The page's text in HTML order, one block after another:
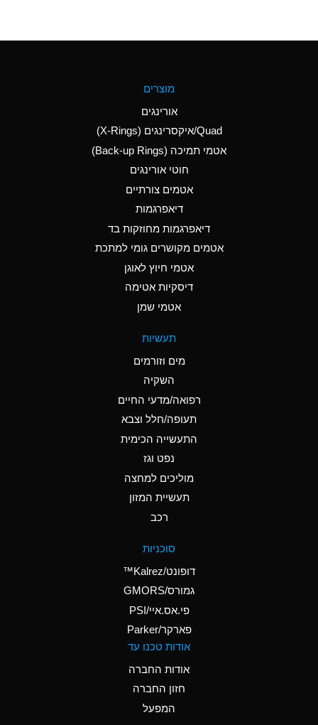
Aluminum Nitrate
(Aqueous)
Aluminum Phosphate
Ammonia Anhydrous
B
Ammonia Gas (cold)
A
Ammonia Gas (hot)
Ammonium Hydroxide
D
Ammonium Nitrate
Ammonium Nitrite
Ammonium Persulfate
Ammonium Phosphate
A
Ammonium Sulfate
A
Amyl Acetate (Banana
מוצרים
אורינגים
Quad/איקסרינגים (X-Rings)
אטמי תמיכה (Back-up Rings)
חוטי אורינגים
אטמים צורתיים
דיאפרגמות
דיאפרגמות מחוזקות בד
אטמים מקושרים גומי למתכת
אטמי חיוץ לאוגן
דיסקיות אטימה
אטמי שמן
תעשיות
מים וזורמים
השקיה
רפואה/מדעי החיים
תעופה/חלל וצבא
התעשייה הכימית
נפט וגז
מוליכים למחצה
תעשיית המזון
רכב
סוכניות
דופונט/Kalrez™
גמורס/GMORS
פי.אס.איי/PSI
פארקר/Parker
אודות טכנו עד
אודות החברה
חזון החברה
המפעל